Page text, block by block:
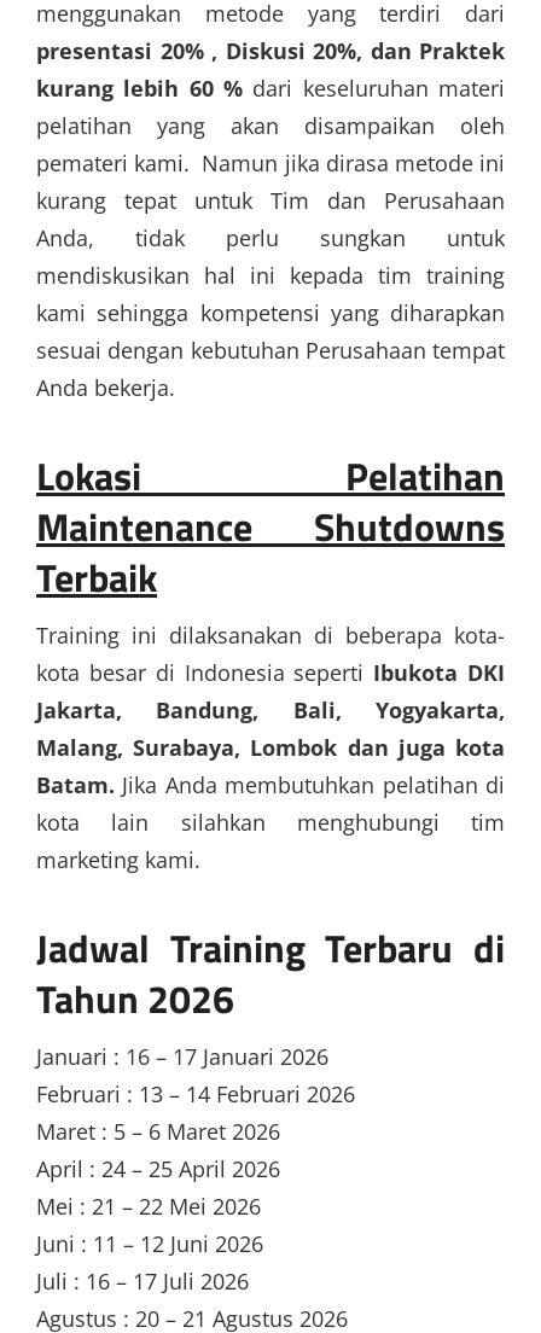
menggunakan metode yang terdiri dari
presentasi 20% , Diskusi 20%, dan Praktek
kurang lebih 60 % dari keseluruhan materi
pelatihan yang akan disampaikan oleh
pemateri kami. Namun jika dirasa metode ini
kurang tepat untuk Tim dan Perusahaan
Anda, tidak perlu sungkan untuk
mendiskusikan hal ini kepada tim training
kami sehingga kompetensi yang diharapkan
sesuai dengan kebutuhan Perusahaan tempat
Anda bekerja.
Lokasi Pelatihan
Maintenance Shutdowns
Terbaik
Training ini dilaksanakan di beberapa kota-
kota besar di Indonesia seperti Ibukota DKI
Jakarta, Bandung, Bali, Yogyakarta,
Malang, Surabaya, Lombok dan juga kota
Batam. Jika Anda membutuhkan pelatihan di
kota lain silahkan menghubungi tim
marketing kami.
Jadwal Training Terbaru di
Tahun 2026
Januari : 16 – 17 Januari 2026
Februari : 13 – 14 Februari 2026
Maret : 5 – 6 Maret 2026
April : 24 – 25 April 2026
Mei : 21 – 22 Mei 2026
Juni : 11 – 12 Juni 2026
Juli : 16 – 17 Juli 2026
Agustus : 20 – 21 Agustus 2026